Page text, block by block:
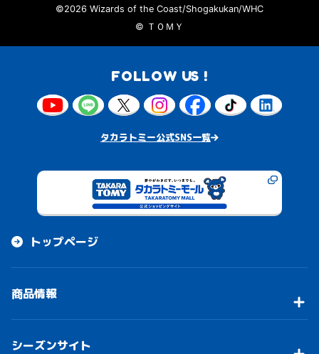
©2026 Wizards of the Coast/Shogakukan/WHC
© ＴＯＭＹ
FOLLOW US !
タカラトミー公式SNS一覧
トップページ
商品情報
シーズンサイト